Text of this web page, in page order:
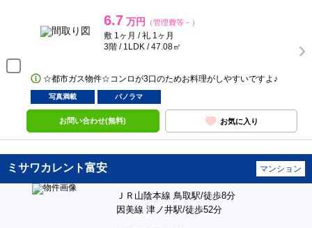
6.7 万円 （管理費等－）
敷 1ヶ月 / 礼 1ヶ月
3階 / 1LDK / 47.08㎡
☆都市ガス物件☆コンロが3口のためお料理がしやすいですよ♪
写真満載 パノラマ
お問い合わせ(無料) お気に入り
ミサワカレント富安 マンション
ＪＲ山陰本線 鳥取駅/徒歩8分
因美線 津ノ井駅/徒歩52分